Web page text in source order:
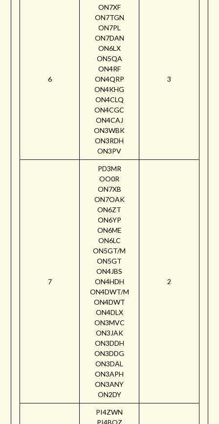
6
ON7XF
ON7TGN
ON7PL
ON7DAN
ON6LX
ON5QA
ON4RF
ON4QRP
ON4KHG
ON4CLQ
ON4CGC
ON4CAJ
ON3WBK
ON3RDH
ON3PV
3
7
PD3MR
OO0R
ON7XB
ON7OAK
ON6ZT
ON6YP
ON6ME
ON6LC
ON5GT/M
ON5GT
ON4JBS
ON4HDH
ON4DWT/M
ON4DWT
ON4DLX
ON3MVC
ON3JAK
ON3DDH
ON3DDG
ON3DAL
ON3APH
ON3ANY
ON2DY
2
PI4ZWN
PI4BOZ